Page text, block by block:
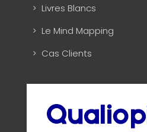
Livres Blancs
Le Mind Mapping
Cas Clients